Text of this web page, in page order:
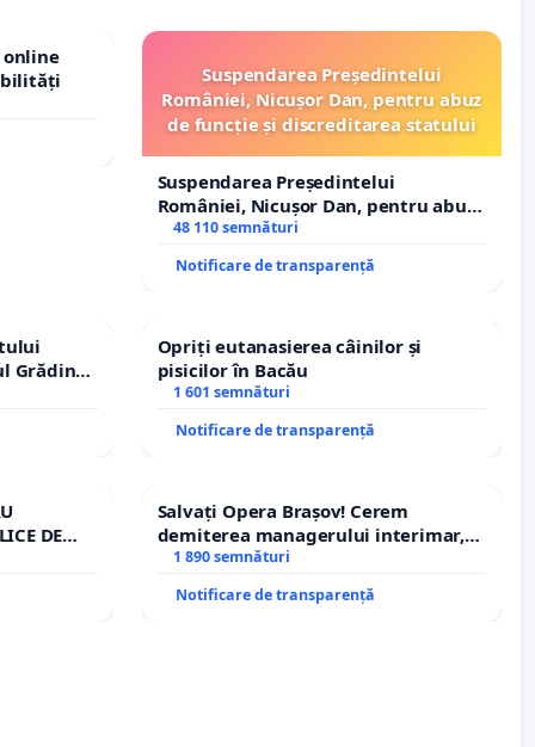
Suspendarea Președintelui
României, Nicușor Dan, pentru abuz
de funcție și discreditarea statului
Suspendarea Președintelui
României, Nicușor Dan, pentru abuz
de funcție și discreditarea statului
48 110 semnături
Notificare de transparență
Grădina
Opriți eutanasierea câinilor și
pisicilor în Bacău
1 601 semnături
Notificare de transparență
DE
Salvați Opera Brașov! Cerem
demiterea managerului interimar,
Petrean Lucian-Marius!
1 890 semnături
Notificare de transparență